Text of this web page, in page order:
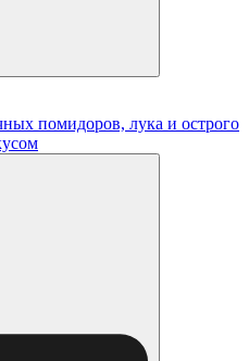
помидоров, лука и острого